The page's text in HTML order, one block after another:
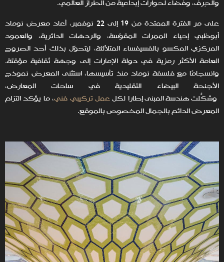
والحِرف، وفضاءً لحوارات إبداعية من الطراز العالمي.
على مر الفترة الممتدة من 19 إلى 22 نوفمبر، أعاد معرض نوماد
أبوظبي إحياء الممرات المقوّسة، والردهات الدائرية، والعمود
المركزي المكسو بالفسيفساء المتلألئة، ليتحوّل بذلك أحد الصروح
العامة الأكثر رمزية في دولة الإمارات إلى وجهة ثقافية مؤقتة.
وانسجامًا مع فلسفة نوماد منذ تأسيسها، استثنى المعرض نموذج
الأجنحة البيضاء التقليدية في ساحات المعارض،
وشكّلت هندسة المبنى إطارًا لكلعمل تركيبي فني، ما يؤكد التزام
المعرض الدائم بالجمال المخصوص بالموقع.